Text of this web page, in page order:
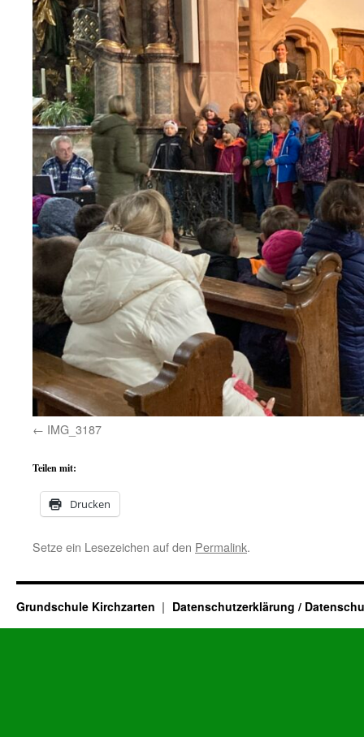
IMG_3187
Teilen mit:
Drucken
Setze ein Lesezeichen auf den Permalink.
Grundschule Kirchzarten Datenschutzerklärung /